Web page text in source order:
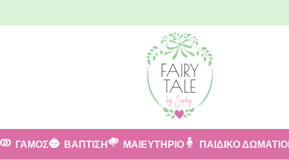
ΓΑΜΟΣ ΒΑΠΤΙΣΗ ΜΑΙΕΥΤΗΡΙΟ ΠΑΙΔΙΚΟ ΔΩΜΑΤΙΟ